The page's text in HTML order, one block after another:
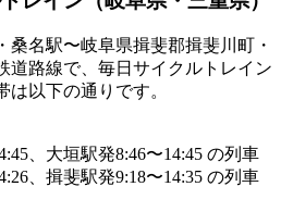
桑名駅〜岐阜県揖斐郡揖斐川町・
道路線で、毎日サイクルトレイン
は以下の通りです。
、大垣駅発8:46〜14:45 の列車
、揖斐駅発9:18〜14:35 の列車